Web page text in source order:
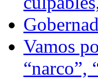
Vamos
“narco”,